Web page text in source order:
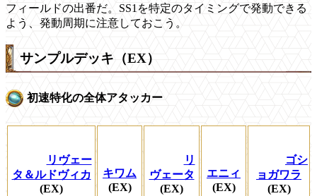
フィールドの出番だ。SS1を特定のタイミングで発動できる
よう、発動周期に注意しておこう。
サンプルデッキ（EX）
初速特化の全体アタッカー
リヴェー
タ＆ルドヴィカ
(EX)
キワム
(EX)
リ
ヴェータ
(EX)
エニィ
(EX)
ゴシ
ョガワラ
(EX)